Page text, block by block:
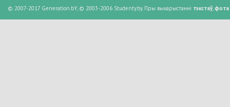
© 2007-2017 Generation.bY, © 2003-2006 Studenty.by. Пры выкарыстанні тэкстаў,фота